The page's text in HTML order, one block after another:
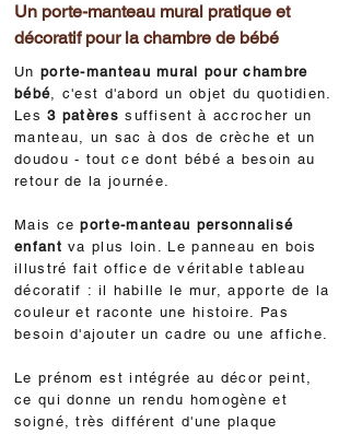
Un porte-manteau mural pratique et
décoratif pour la chambre de bébé
Un porte-manteau mural pour chambre
bébé, c'est d'abord un objet du quotidien.
Les3 patères suffisent à accrocher un
manteau, un sac à dos de crèche et un
doudou - tout ce dont bébé a besoin au
retour de la journée.
Mais ceporte-manteau personnalisé
enfant va plus loin. Le panneau en bois
illustré fait office de véritable tableau
décoratif : il habille le mur, apporte de la
couleur et raconte une histoire. Pas
besoin d'ajouter un cadre ou une affiche.
Le prénom est intégrée au décor peint,
ce qui donne un rendu homogène et
soigné, très différent d'une plaque